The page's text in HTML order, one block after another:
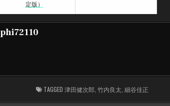
定版）
phi72110
TAGGED津田健次郎 ,竹内良太 ,細谷佳正